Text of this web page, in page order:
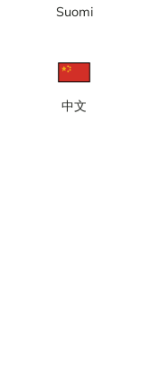
Suomi
中文